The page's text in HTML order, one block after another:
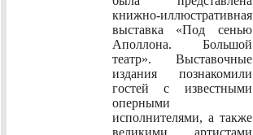
книжно-иллюстративная
выставка «Под сенью
Аполлона. Большой
театр». Выставочные
издания познакомили
гостей с известными
оперными
исполнителями, а также
великими артистами